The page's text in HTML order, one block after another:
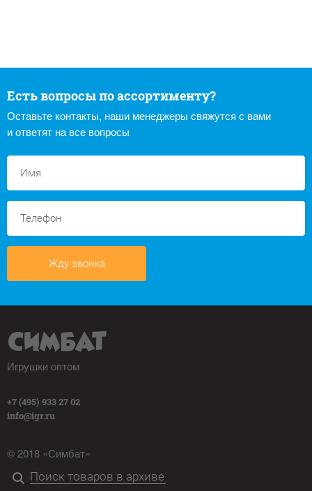
Есть вопросы по ассортименту?
Оставьте контакты, наши менеджеры свяжутся с вами
и ответят на все вопросы
Жду звонка
Игрушки оптом
+7 (495) 933 27 02
info@igr.ru
© 2018 «Симбат»